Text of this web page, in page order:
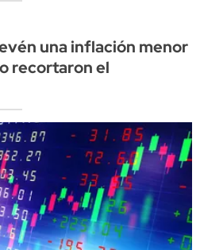
una inflación menor
recortaron el